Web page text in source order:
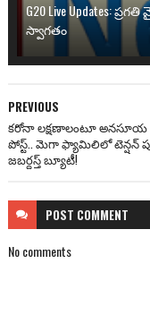
G20 Live Updates:
స్వాగతం
PREVIOUS
కరోనా లక్షణాలంటూ అనసూయ
పోస్ట్.. మెగా ఫ్యామిలిలో టెన్షన్
జబర్దస్త్ బ్యూటీ!
POST COMMENT
No comments